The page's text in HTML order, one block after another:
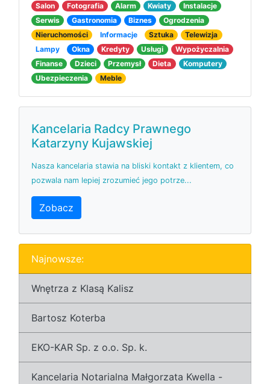
Salon
Fotografia Alarm Kwiaty
Instalacje
Serwis
Gastronomia Biznes
Ogrodzenia
Nieruchomości
Informacje Sztuka
Telewizja
Lampy
Okna Kredyty Usługi
Wypożyczalnia
Finanse
Dzieci Przemysł Dieta
Komputery
Ubezpieczenia
Meble
Kancelaria Radcy Prawnego
Katarzyny Kujawskiej
Nasza kancelaria stawia na bliski kontakt z klientem, co
pozwala nam lepiej zrozumieć jego potrze...
Zobacz
Najnowsze:
Wnętrza z Klasą Kalisz
Bartosz Koterba
EKO-KAR Sp. z o.o. Sp. k.
Kancelaria Notarialna Małgorzata Kwella -